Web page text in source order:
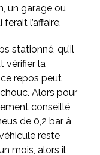
un garage ou
l’affaire.
stationné, qu’il
vérifier la
repos peut
Alors pour
conseillé
de 0,2 bar à
reste
mois, alors il